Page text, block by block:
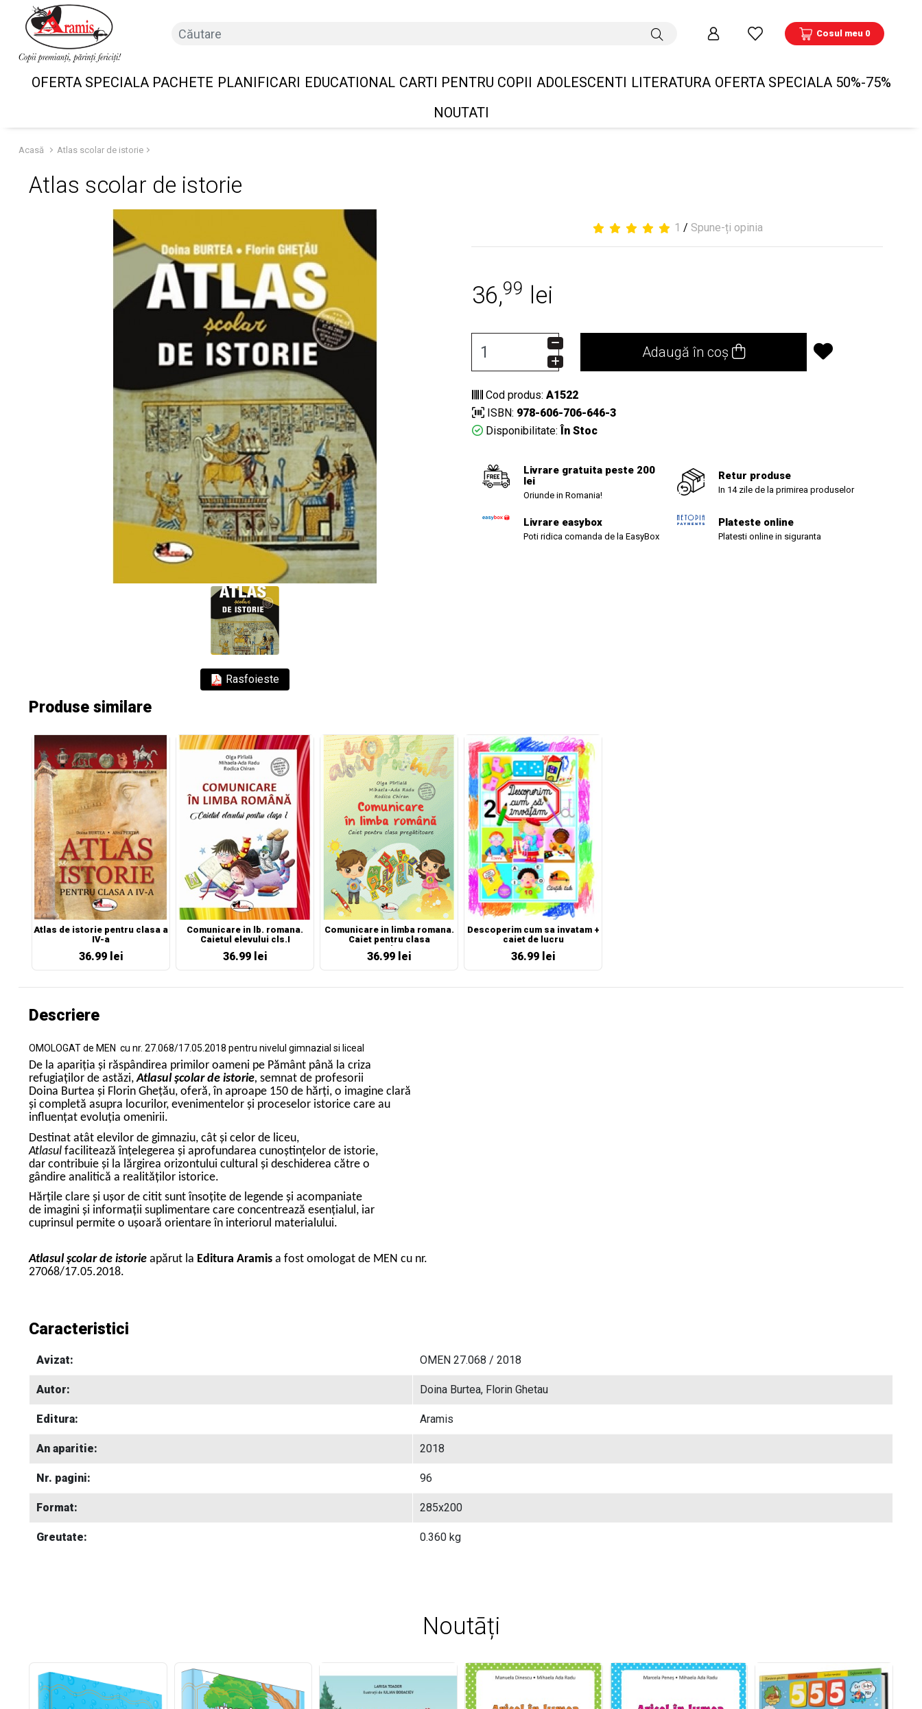
Cosul meu 0
OFERTA SPECIALA PACHETE PLANIFICARI EDUCATIONAL CARTI PENTRU COPII ADOLESCENTI LITERATURA OFERTA SPECIALA 50%-75%
NOUTATI
Acasă Atlas scolar de istorie
Atlas scolar de istorie
Rasfoieste
1 / Spune-ți opinia
36,99 lei
Adaugă în coș
Cod produs: A1522
ISBN: 978-606-706-646-3
Disponibilitate: În Stoc
Livrare gratuita peste 200
lei
Oriunde in Romania!
Retur produse
In 14 zile de la primirea produselor
Livrare easybox
Poti ridica comanda de la EasyBox
Plateste online
Platesti online in siguranta
Produse similare
Atlas de istorie pentru clasa a
IV-a
36.99 lei
Comunicare in lb. romana.
Caietul elevului cls.I
36.99 lei
Comunicare in limba romana.
Caiet pentru clasa
pregatitoare
36.99 lei
Descoperim cum sa invatam +
caiet de lucru
36.99 lei
Descriere
OMOLOGAT de MEN cu nr. 27.068/17.05.2018 pentru nivelul gimnazial si liceal
De la apariția și răspândirea primilor oameni pe Pământ până la criza
refugiaților de astăzi,Atlasul școlar de istorie, semnat de profesorii
Doina Burtea și Florin Ghețău, oferă, în aproape 150 de hărți, o imagine clară
și completă asupra locurilor, evenimentelor și proceselor istorice care au
influențat evoluția omenirii.
Destinat atât elevilor de gimnaziu, cât și celor de liceu,
Atlasul facilitează înțelegerea și aprofundarea cunoștințelor de istorie,
dar contribuie și la lărgirea orizontului cultural și deschiderea către o
gândire analitică a realităților istorice.
Hărțile clare și ușor de citit sunt însoțite de legende și acompaniate
de imagini și informații suplimentare care concentrează esențialul, iar
cuprinsul permite o ușoară orientare în interiorul materialului.
Atlasul școlar de istorie apărut la Editura Aramis a fost omologat de MEN cu nr.
27068/17.05.2018.
Caracteristici
Avizat: OMEN 27.068 / 2018
Autor: Doina Burtea, Florin Ghetau
Editura: Aramis
An aparitie: 2018
Nr. pagini: 96
Format: 285x200
Greutate: 0.360 kg
Noutāți